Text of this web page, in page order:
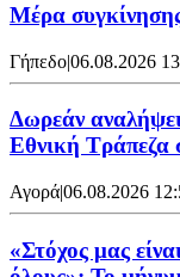
Mέρα
Γήπεδο|06.08.2026
Δωρεάν
Εθνική Τράπεζα
Αγορά|06.08.2026
«Στόχος μας